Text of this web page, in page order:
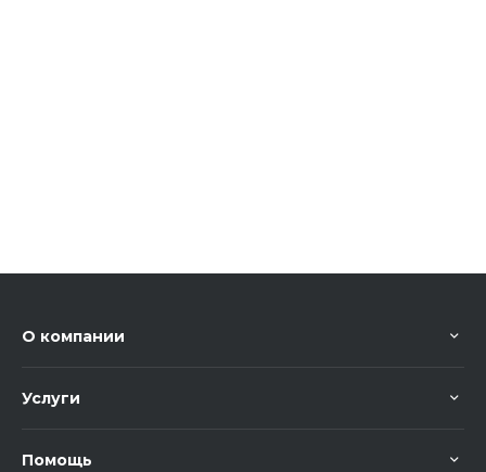
О компании
Услуги
Помощь